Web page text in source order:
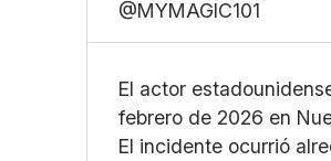
@MYMAGIC101
El actor
febrero de 2026 en
El incidente ocurrió